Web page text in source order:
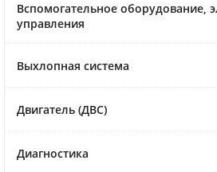
Вспомогательное оборудование,
управления
Выхлопная система
Двигатель (ДВС)
Диагностика